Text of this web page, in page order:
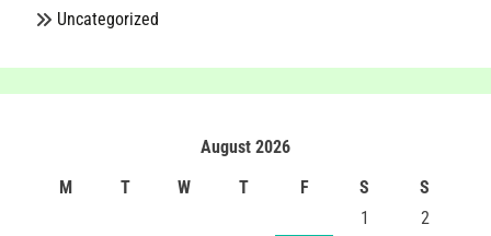
Uncategorized
August 2026
M
T W T F S
S
1
2